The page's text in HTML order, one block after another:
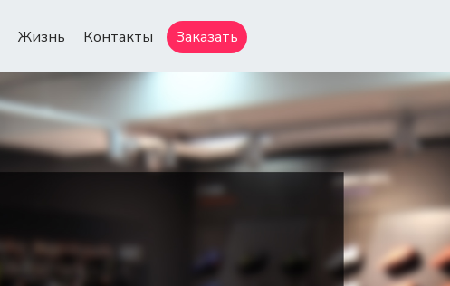
Жизнь Контакты Заказать